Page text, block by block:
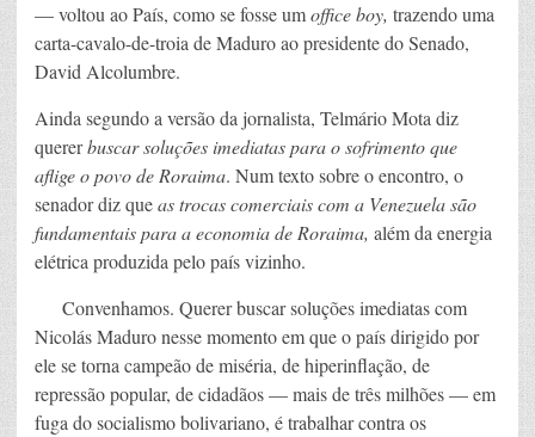
— voltou ao País, como se fosse umoffice boy, trazendo uma
carta-cavalo-de-troia de Maduro ao presidente do Senado,
David Alcolumbre.
Ainda segundo a versão da jornalista, Telmário Mota diz
quererbuscar soluções imediatas para o sofrimento que
aflige o povo de Roraima. Num texto sobre o encontro, o
senador diz queas trocas comerciais com a Venezuela são
fundamentais para a economia de Roraima, além da energia
elétrica produzida pelo país vizinho.
Convenhamos. Querer buscar soluções imediatas com
Nicolás Maduro nesse momento em que o país dirigido por
ele se torna campeão de miséria, de hiperinflação, de
repressão popular, de cidadãos — mais de três milhões — em
fuga do socialismo bolivariano, é trabalhar contra os